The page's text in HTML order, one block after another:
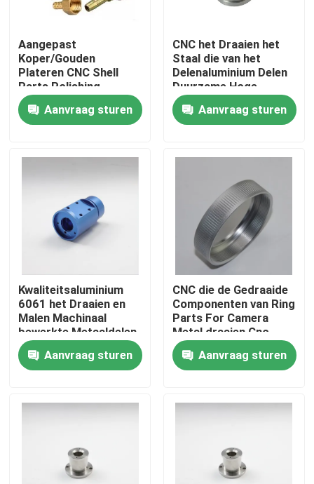
Thuis
Producten
VR-show
Fabrieksreis
Kwaliteitscontrole
CNC-freesonderdelen
Aangepast
Koper/Gouden
Plateren CNC Shell
Parts Polishing
Surface Processing
Aanvraag sturen
CNC het Draaien het
Staal die van het
Delenaluminium Delen
Duurzame Hoge
Precisie machinaal
bewerkenAanvraag sturen
Kwaliteitsaluminium
6061 het Draaien en
Malen Machinaal
bewerkte Metaaldelen
Aanvraag sturen
CNC die de Gedraaide
Componenten van Ring
Parts For Camera
Metal draaien Cnc
Aanvraag sturen